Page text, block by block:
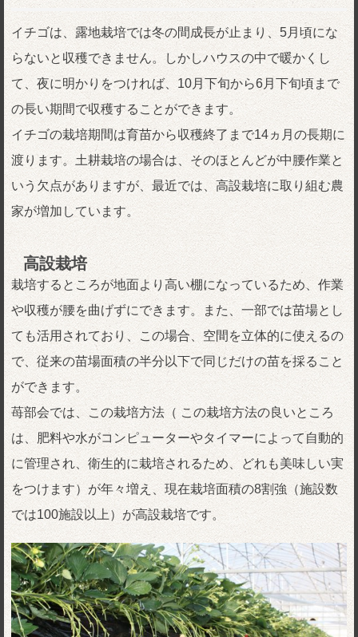
イチゴは、露地栽培では冬の間成長が止まり、5月頃にな
らないと収穫できません。しかしハウスの中で暖かくし
て、夜に明かりをつければ、10月下旬から6月下旬頃まで
の長い期間で収穫することができます。
イチゴの栽培期間は育苗から収穫終了まで14ヵ月の長期に
渡ります。土耕栽培の場合は、そのほとんどが中腰作業と
いう欠点がありますが、最近では、高設栽培に取り組む農
家が増加しています。
高設栽培
栽培するところが地面より高い棚になっているため、作業
や収穫が腰を曲げずにできます。また、一部では苗場とし
ても活用されており、この場合、空間を立体的に使えるの
で、従来の苗場面積の半分以下で同じだけの苗を採ること
ができます。
苺部会では、この栽培方法（ この栽培方法の良いところ
は、肥料や水がコンピューターやタイマーによって自動的
に管理され、衛生的に栽培されるため、どれも美味しい実
をつけます）が年々増え、現在栽培面積の8割強（施設数
では100施設以上）が高設栽培です。